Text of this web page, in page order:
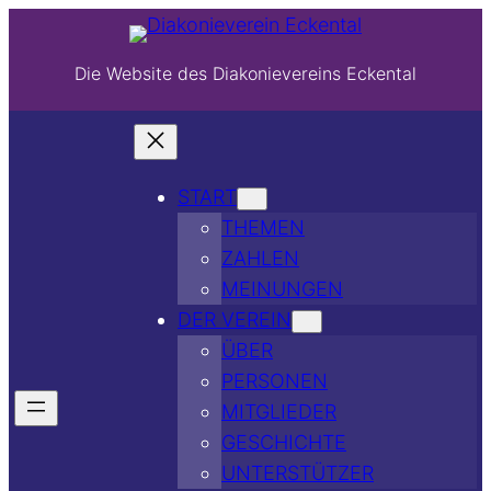
Die Website des Diakonievereins Eckental
START
THEMEN
ZAHLEN
MEINUNGEN
DER VEREIN
ÜBER
PERSONEN
MITGLIEDER
GESCHICHTE
UNTERSTÜTZER